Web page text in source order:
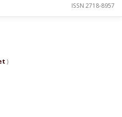
ISSN 2718-8957
)